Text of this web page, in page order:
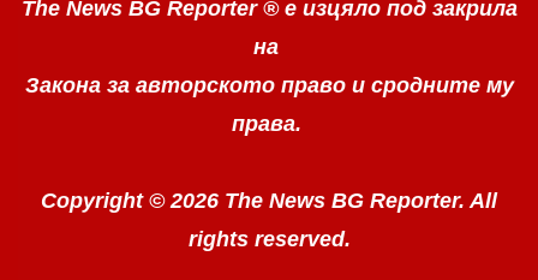
The News BG Reporter ® е изцяло под закрила
на
Закона за авторското право и сродните му
права.
Copyright © 2026 The News BG Reporter. All
rights reserved.